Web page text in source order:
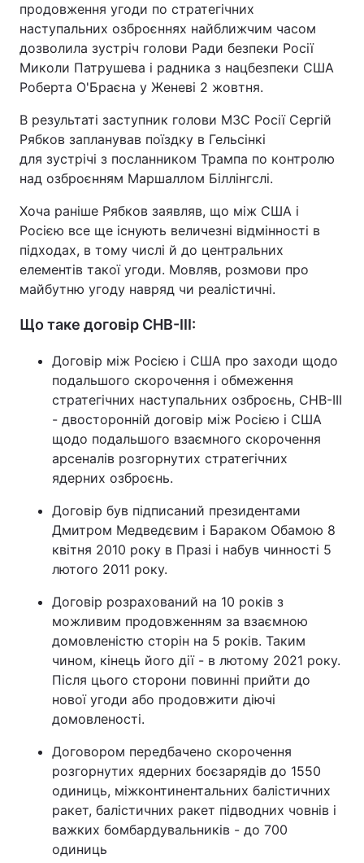
Тема оформлення
продовження угоди по стратегічних
наступальних озброєннях найближчим часом
дозволила зустріч голови Ради безпеки Росії
Миколи Патрушева і радника з нацбезпеки США
Роберта О'Браєна у Женеві 2 жовтня.
В результаті заступник голови МЗС Росії Сергій
Рябков запланував поїздку в Гельсінкі
для зустрічі з посланником Трампа по контролю
над озброєнням Маршаллом Біллінгслі.
Хоча раніше Рябков заявляв, що між США і
Росією все ще існують величезні відмінності в
підходах, в тому числі й до центральних
елементів такої угоди. Мовляв, розмови про
майбутню угоду навряд чи реалістичні.
Що таке договір СНВ-III:
Договір між Росією і США про заходи щодо
подальшого скорочення і обмеження
стратегічних наступальних озброєнь, СНВ-III
- двосторонній договір між Росією і США
щодо подальшого взаємного скорочення
арсеналів розгорнутих стратегічних
ядерних озброєнь.
Договір був підписаний президентами
Дмитром Медведєвим і Бараком Обамою 8
квітня 2010 року в Празі і набув чинності 5
лютого 2011 року.
Договір розрахований на 10 років з
можливим продовженням за взаємною
домовленістю сторін на 5 років. Таким
чином, кінець його дії - в лютому 2021 року.
Після цього сторони повинні прийти до
нової угоди або продовжити діючі
домовленості.
Договором передбачено скорочення
розгорнутих ядерних боєзарядів до 1550
одиниць, міжконтинентальних балістичних
ракет, балістичних ракет підводних човнів і
важких бомбардувальників - до 700
одиниць